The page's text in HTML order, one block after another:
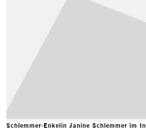
Schlemmer-Enkelin Janine Schlemmer im